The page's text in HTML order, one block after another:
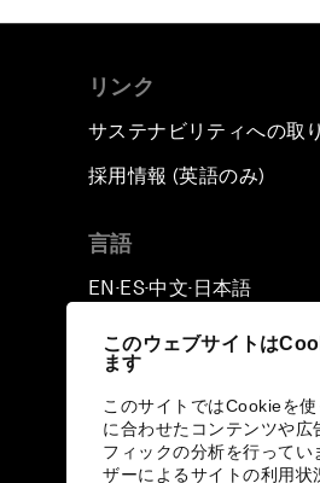
このウェブサイトは
ます
このサイトではCookieを
に合わせたコンテンツや広
フィックの分析を行ってい
ザーによるサイトの利用状
リンク
サステナビリティへの取
採用情報 (英語のみ)
言語
EN ▪ ES▪中文▪ 日本語